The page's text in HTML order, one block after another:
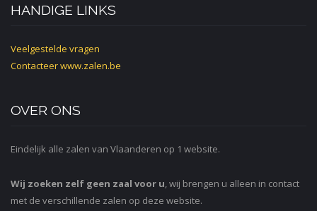
HANDIGE LINKS
Veelgestelde vragen
Contacteerwww.zalen.be
OVER ONS
Eindelijk alle zalen van Vlaanderen op 1 website.
Wij zoeken zelf geen zaal voor u , wij brengen u alleen in contact
met de verschillende zalen op deze website.